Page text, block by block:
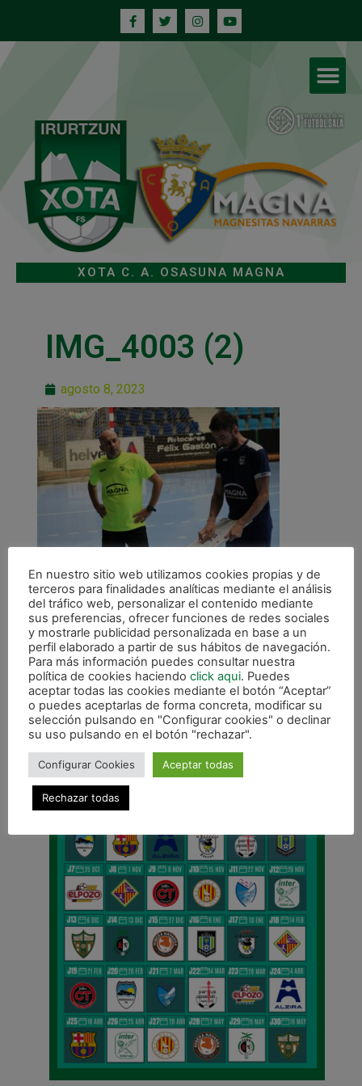
XOTA C. A. OSASUNA MAGNA
IMG_4003 (2)
agosto 8, 2023
ANTERIOR
Preparados para el primer test de pretemporada
CALENDARIO DE LIGA
En nuestro sitio web utilizamos cookies propias y de
terceros para finalidades analíticas mediante el análisis
del tráfico web, personalizar el contenido mediante
sus preferencias, ofrecer funciones de redes sociales
y mostrarle publicidad personalizada en base a un
perfil elaborado a partir de sus hábitos de navegación.
Para más información puedes consultar nuestra
política de cookies haciendo click aqui. Puedes
aceptar todas las cookies mediante el botón “Aceptar”
o puedes aceptarlas de forma concreta, modificar su
selección pulsando en "Configurar cookies" o declinar
su uso pulsando en el botón "rechazar".
Configurar Cookies Aceptar todas
Rechazar todas